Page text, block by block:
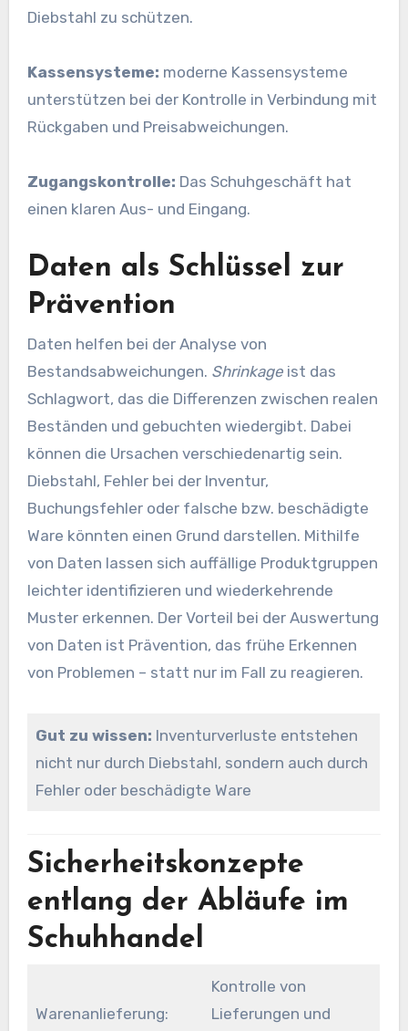
Diebstahl zu schützen.
Kassensysteme: moderne Kassensysteme
unterstützen bei der Kontrolle in Verbindung mit
Rückgaben und Preisabweichungen.
Zugangskontrolle: Das Schuhgeschäft hat
einen klaren Aus- und Eingang.
Daten als Schlüssel zur
Prävention
Daten helfen bei der Analyse von
Bestandsabweichungen. Shrinkageist das
Schlagwort, das die Differenzen zwischen realen
Beständen und gebuchten wiedergibt. Dabei
können die Ursachen verschiedenartig sein.
Diebstahl, Fehler bei der Inventur,
Buchungsfehler oder falsche bzw. beschädigte
Ware könnten einen Grund darstellen. Mithilfe
von Daten lassen sich auffällige Produktgruppen
leichter identifizieren und wiederkehrende
Muster erkennen. Der Vorteil bei der Auswertung
von Daten ist Prävention, das frühe Erkennen
von Problemen – statt nur im Fall zu reagieren.
Gut zu wissen: Inventurverluste entstehen
nicht nur durch Diebstahl, sondern auch durch
Fehler oder beschädigte Ware
Sicherheitskonzepte
entlang der Abläufe im
Schuhhandel
Warenanlieferung:
Kontrolle von
Lieferungen und